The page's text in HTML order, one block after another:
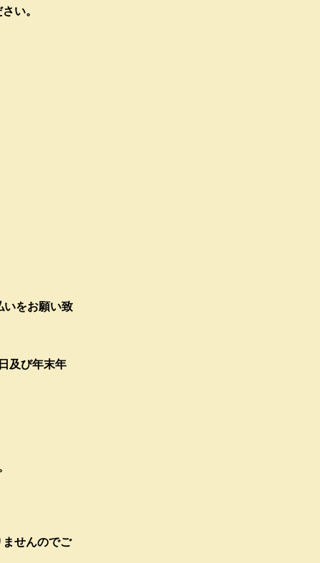
い。
いをお願い致
及び年末年
せんのでご